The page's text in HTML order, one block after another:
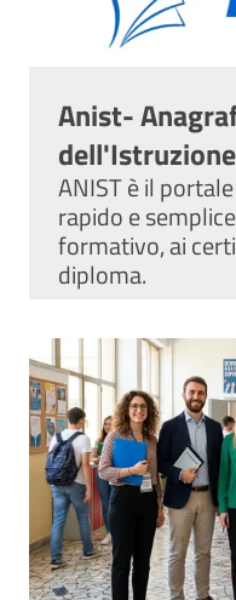
Anist-
dell'Istruzione
ANIST è il
rapido e
formativo, ai
diploma.